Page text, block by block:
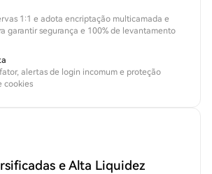
1:1 e adota encriptação multicamada e
garantir segurança e 100% de levantamento
alertas de login incomum e proteção
cookies
e Alta Liquidez